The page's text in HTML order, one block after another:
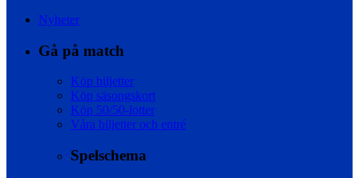
Nyheter
Gå på match
Köp biljetter
Köp säsongskort
Köp 50/50-lotter
Våra biljetter och entré
Spelschema